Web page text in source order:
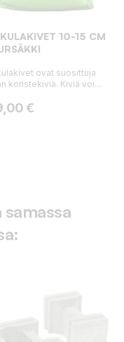
10-15 CM
ovat suosittuja
koristekiviä. Kiviä voi...
€